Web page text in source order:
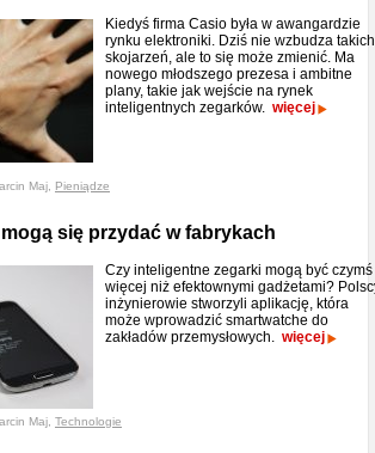
Kiedyś firma Casio była w awangardzie
rynku elektroniki. Dziś nie wzbudza takich
skojarzeń, ale to się może zmienić. Ma
nowego młodszego prezesa i ambitne
plany, takie jak wejście na rynek
inteligentnych zegarków. więcej
Maj, Pieniądze
się przydać w fabrykach
Czy inteligentne zegarki mogą być czymś
więcej niż efektownymi gadżetami?
inżynierowie stworzyli aplikację, która
może wprowadzić smartwatche do
zakładów przemysłowych. więcej
Maj, Technologie